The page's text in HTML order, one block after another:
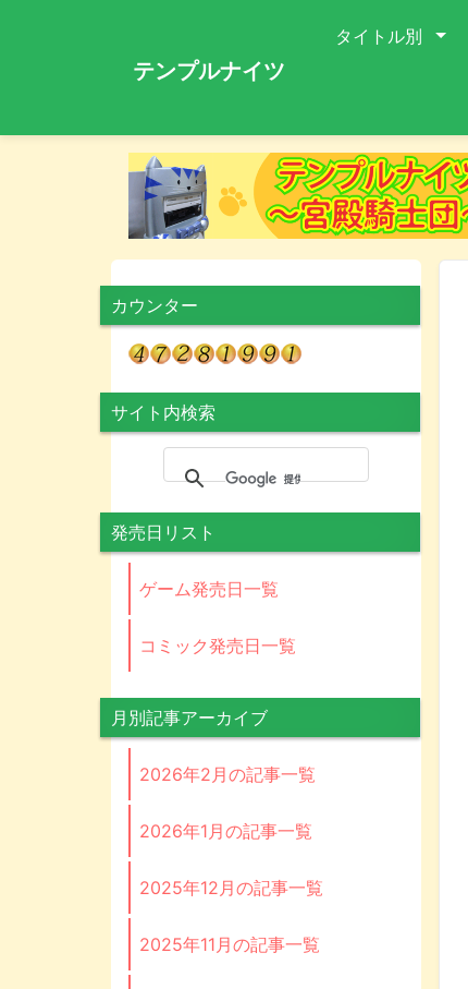
テンプルナイツ
タイトル別
カウンター
サイト内検索
発売日リスト
ゲーム発売日一覧
コミック発売日一覧
月別記事アーカイブ
2026年2月の記事一覧
2026年1月の記事一覧
2025年12月の記事一覧
2025年11月の記事一覧